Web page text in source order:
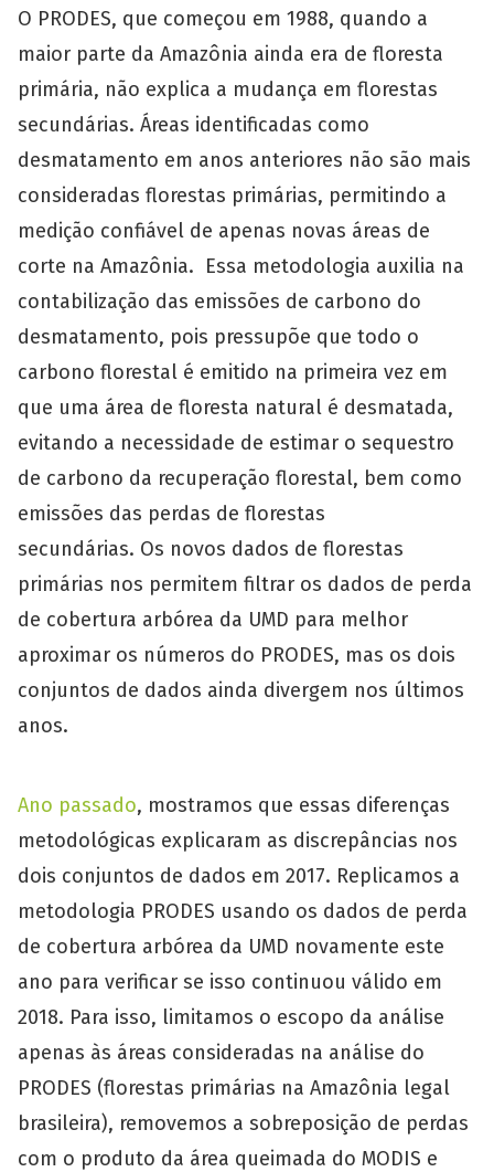
O PRODES, que começou em 1988, quando a
maior parte da Amazônia ainda era de floresta
primária, não explica a mudança em florestas
secundárias. Áreas identificadas como
desmatamento em anos anteriores não são mais
consideradas florestas primárias, permitindo a
medição confiável de apenas novas áreas de
corte na Amazônia. Essa metodologia auxilia na
contabilização das emissões de carbono do
desmatamento, pois pressupõe que todo o
carbono florestal é emitido na primeira vez em
que uma área de floresta natural é desmatada,
evitando a necessidade de estimar o sequestro
de carbono da recuperação florestal, bem como
emissões das perdas de florestas
secundárias. Os novos dados de florestas
primárias nos permitem filtrar os dados de perda
de cobertura arbórea da UMD para melhor
aproximar os números do PRODES, mas os dois
conjuntos de dados ainda divergem nos últimos
anos.
Ano passado, mostramos que essas diferenças
metodológicas explicaram as discrepâncias nos
dois conjuntos de dados em 2017. Replicamos a
metodologia PRODES usando os dados de perda
de cobertura arbórea da UMD novamente este
ano para verificar se isso continuou válido em
2018. Para isso, limitamos o escopo da análise
apenas às áreas consideradas na análise do
PRODES (florestas primárias na Amazônia legal
brasileira), removemos a sobreposição de perdas
com o produto da área queimada do MODIS e